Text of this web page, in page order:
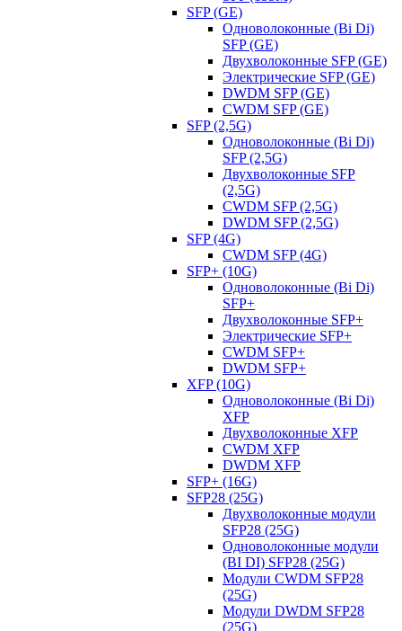
SFP (GE)
Одноволоконные (Bi Di)
SFP (GE)
Двухволоконные SFP (GE)
Электрические SFP (GE)
DWDM SFP (GE)
CWDM SFP (GE)
SFP (2,5G)
Одноволоконные (Bi Di)
SFP (2,5G)
Двухволоконные SFP
(2,5G)
CWDM SFP (2,5G)
DWDM SFP (2,5G)
SFP (4G)
CWDM SFP (4G)
SFP+ (10G)
Одноволоконные (Bi Di)
SFP+
Двухволоконные SFP+
Электрические SFP+
CWDM SFP+
DWDM SFP+
XFP (10G)
Одноволоконные (Bi Di)
XFP
Двухволоконные XFP
CWDM XFP
DWDM XFP
SFP+ (16G)
SFP28 (25G)
Двухволоконные модули
SFP28 (25G)
Одноволоконные модули
(BI DI) SFP28 (25G)
Модули CWDM SFP28
(25G)
Модули DWDM SFP28
(25G)